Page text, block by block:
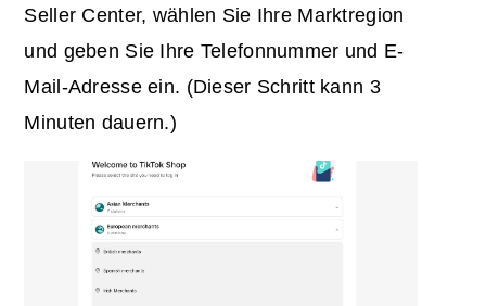
Seller Center, wählen Sie Ihre Marktregion
und geben Sie Ihre Telefonnummer und E-
Mail-Adresse ein. (Dieser Schritt kann 3
Minuten dauern.)